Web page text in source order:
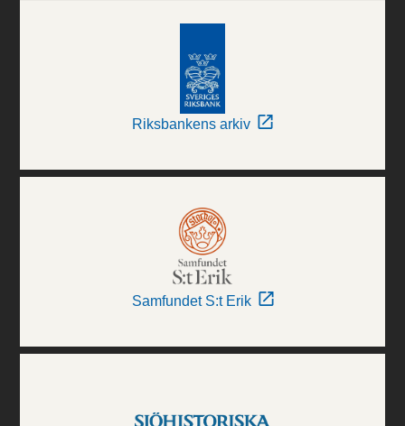
Riksbankens arkiv
Samfundet S:t Erik